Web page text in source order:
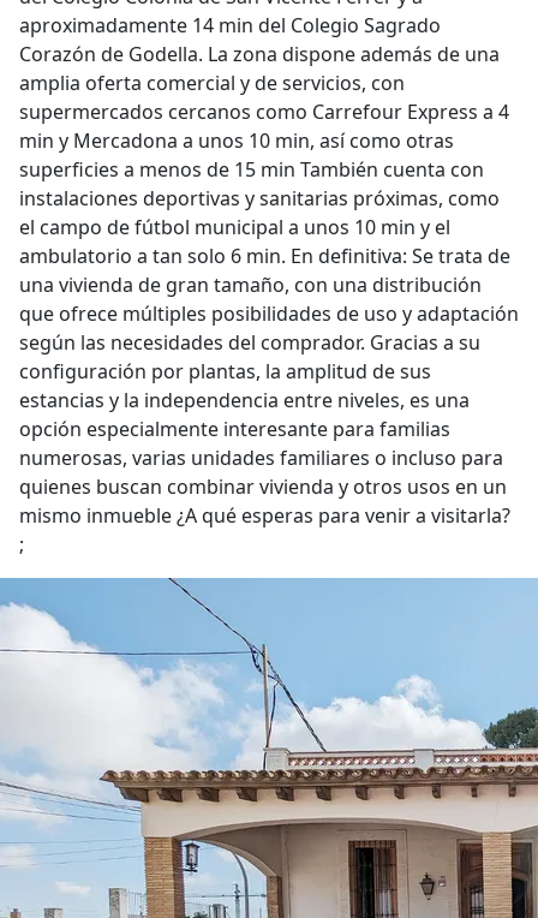
aproximadamente 14 min del Colegio Sagrado
Corazón de Godella. La zona dispone además de una
amplia oferta comercial y de servicios, con
supermercados cercanos como Carrefour Express a 4
min y Mercadona a unos 10 min, así como otras
superficies a menos de 15 min También cuenta con
instalaciones deportivas y sanitarias próximas, como
el campo de fútbol municipal a unos 10 min y el
ambulatorio a tan solo 6 min. En definitiva: Se trata de
una vivienda de gran tamaño, con una distribución
que ofrece múltiples posibilidades de uso y adaptación
según las necesidades del comprador. Gracias a su
configuración por plantas, la amplitud de sus
estancias y la independencia entre niveles, es una
opción especialmente interesante para familias
numerosas, varias unidades familiares o incluso para
quienes buscan combinar vivienda y otros usos en un
mismo inmueble ¿A qué esperas para venir a visitarla?
;